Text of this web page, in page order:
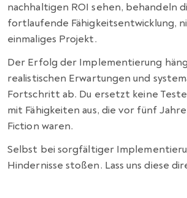
nachhaltigen ROI sehen, behandeln
fortlaufende Fähigkeitsentwicklung,
einmaliges Projekt.
Der Erfolg der Implementierung
realistischen Erwartungen und
Fortschritt ab. Du ersetzt keine
mit Fähigkeiten aus, die vor fünf
Fiction waren.
Selbst bei sorgfältiger
Hindernisse stoßen. Lass uns diese